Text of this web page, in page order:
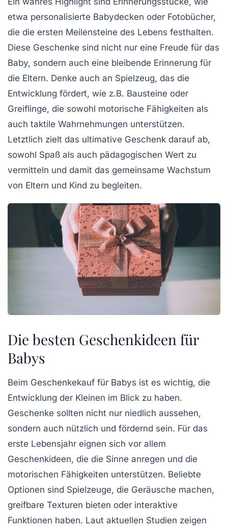
etwa personalisierte Babydecken oder Fotobücher,
die die ersten Meilensteine des Lebens festhalten.
Diese Geschenke sind nicht nur eine Freude für das
Baby, sondern auch eine bleibende Erinnerung für
die Eltern. Denke auch an Spielzeug, das die
Entwicklung fördert, wie z.B. Bausteine oder
Greiflinge, die sowohl motorische Fähigkeiten als
auch taktile Wahrnehmungen unterstützen.
Letztlich zielt das ultimative Geschenk darauf ab,
sowohl Spaß als auch pädagogischen Wert zu
vermitteln und damit das gemeinsame Wachstum
von Eltern und Kind zu begleiten.
Die besten Geschenkideen für
Babys
Beim Geschenkekauf für Babys ist es wichtig, die
Entwicklung der Kleinen im Blick zu haben.
Geschenke sollten nicht nur niedlich aussehen,
sondern auch nützlich und fördernd sein. Für das
erste Lebensjahr eignen sich vor allem
Geschenkideen, die die Sinne anregen und die
motorischen Fähigkeiten unterstützen. Beliebte
Optionen sind Spielzeuge, die Geräusche machen,
greifbare Texturen bieten oder interaktive
Funktionen haben. Laut aktuellen Studien zeigen